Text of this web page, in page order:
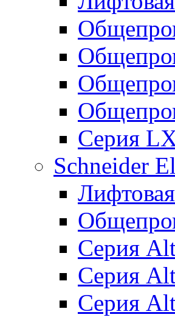
Серия
Schneider
Серия
Серия
Серия